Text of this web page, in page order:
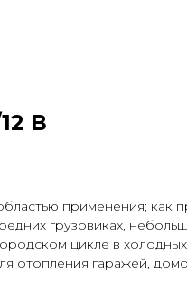
В
применения; как
грузовиках,
цикле в
отопления гаражей,